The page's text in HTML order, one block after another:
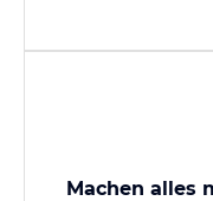
Machen alles